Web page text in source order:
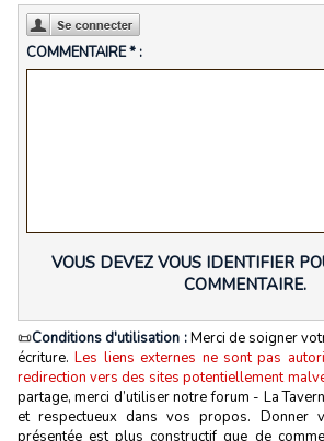
COMMENTAIRE * :
VOUS DEVEZ VOUS IDENTIFIER
COMMENTAIRE.
📜Conditions d'utilisation :Merci de soigner
écriture.Les liens externes ne sont pas
redirection vers des sites potentiellement
partage, merci d’utiliser notre forum - La
et respectueux dans vos propos. Donner
présentée est plus constructif que de